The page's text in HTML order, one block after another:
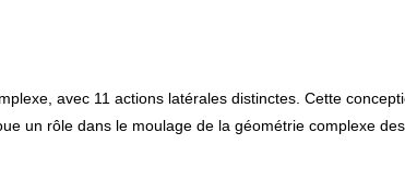
avec 11 actions latérales distinctes. Cette
un rôle dans le moulage de la géométrie complexe